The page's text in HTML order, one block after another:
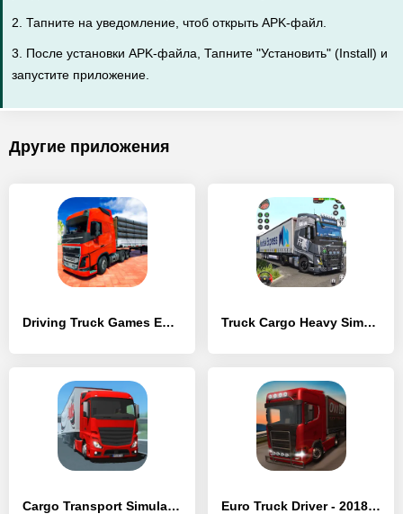
2. Тапните на уведомление, чтоб открыть APK-файл.
3. После установки APK-файла, Тапните "Установить" (Install) и
запустите приложение.
Другие приложения
Driving Truck Games Euro Truck - [Взлом/МОД Бесконечные деньги] Truck Cargo Heavy Simulator - [Взлом/МОД Меню]
Cargo Transport Simulator - [Взлом/МОД Много денег] Euro Truck Driver - 2018 - [Взлом/МОД Много денег]